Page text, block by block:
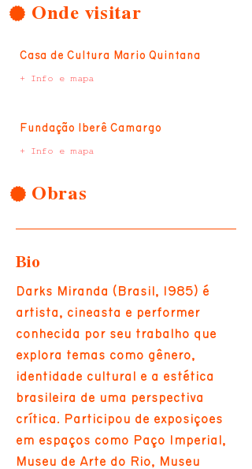
Onde visitar
Casa de Cultura Mario Quintana
+ Info e mapa
Fundação Iberê Camargo
+ Info e mapa
Obras
Bio
Darks Miranda (Brasil, 1985) é
artista, cineasta e performer
conhecida por seu trabalho que
explora temas como gênero,
identidade cultural e a estética
brasileira de uma perspectiva
crítica. Participou de exposições
em espaços como Paço Imperial,
Museu de Arte do Rio, Museu